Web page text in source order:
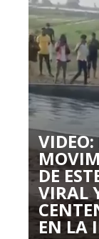
DE
VIRAL
EN LA